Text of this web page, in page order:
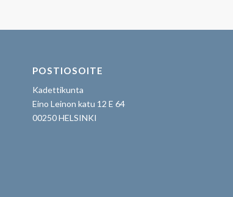
POSTIOSOITE
Kadettikunta
Eino Leinon katu 12 E 64
00250 HELSINKI